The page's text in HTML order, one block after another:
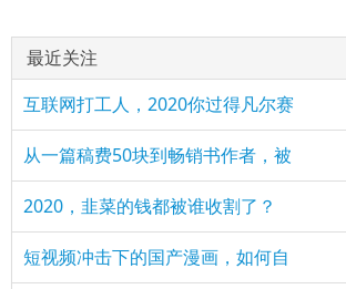
最近关注
互联网打工人，2020你过得凡尔赛
从一篇稿费50块到畅销书作者，被
2020，韭菜的钱都被谁收割了？
短视频冲击下的国产漫画，如何自